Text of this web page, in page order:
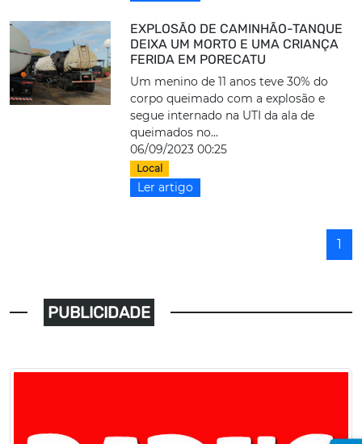
EXPLOSÃO DE CAMINHÃO-TANQUE
DEIXA UM MORTO E UMA CRIANÇA
FERIDA EM PORECATU
Um menino de 11 anos teve 30% do
corpo queimado com a explosão e
segue internado na UTI da ala de
queimados no...
06/09/2023 00:25
Local
Ler artigo
1
PUBLICIDADE